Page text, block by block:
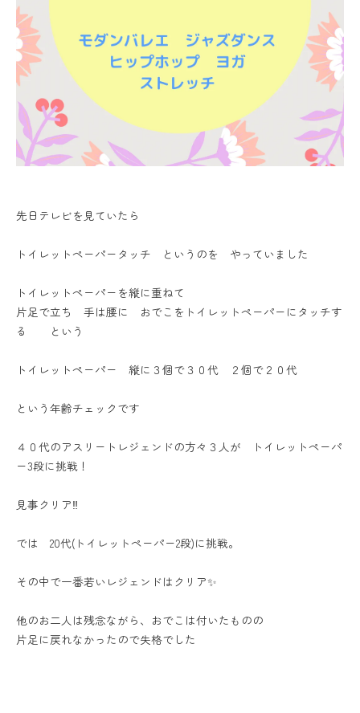
先日テレビを見ていたら
トイレットペーパータッチ というのを やっていました
トイレットペーパーを縦に重ねて
片足で立ち 手は腰に おでこをトイレットペーパーにタッチす
る という
トイレットペーパー 縦に３個で３０代 ２個で２０代
という年齢チェックです
４０代のアスリートレジェンドの方々３人が トイレットペーパ
ー3段に挑戦！
見事クリア‼️
では 20代(トイレットペーパー2段)に挑戦。
その中で一番若いレジェンドはクリア✨
他のお二人は残念ながら、おでこは付いたものの
片足に戻れなかったので失格でした